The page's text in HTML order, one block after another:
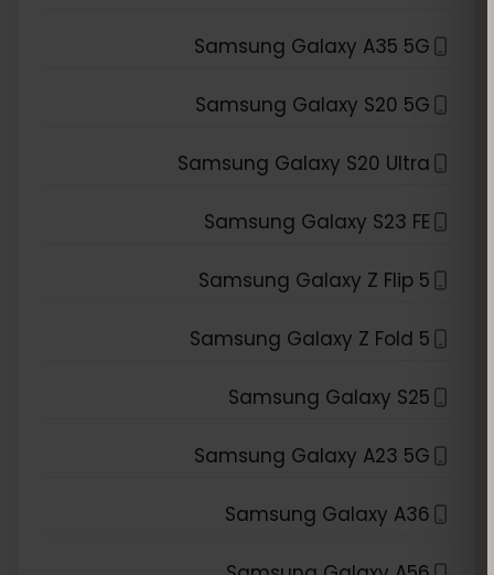
Samsung Galaxy A35 5G
Samsung Galaxy S20 5G
Samsung Galaxy S20 Ultra
Samsung Galaxy S23 FE
Samsung Galaxy Z Flip 5
Samsung Galaxy Z Fold 5
Samsung Galaxy S25
Samsung Galaxy A23 5G
Samsung Galaxy A36